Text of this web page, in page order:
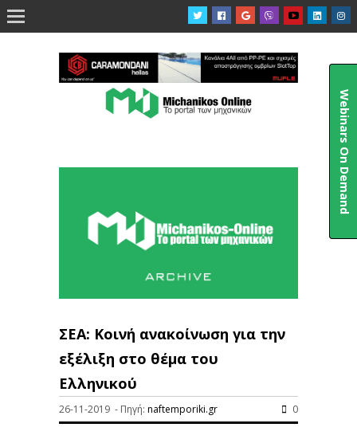

ΣΕΑ: Κοινή ανακοίνωση για την
εξέλιξη στο θέμα του
Ελληνικού
26-11-2019 - Πηγή: naftemporiki.gr 0
Webinars On Demand